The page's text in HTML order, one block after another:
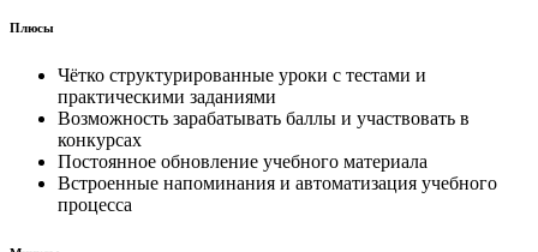
Плюсы
Чётко структурированные уроки с тестами и
практическими заданиями
Возможность зарабатывать баллы и участвовать в
конкурсах
Постоянное обновление учебного материала
Встроенные напоминания и автоматизация учебного
процесса